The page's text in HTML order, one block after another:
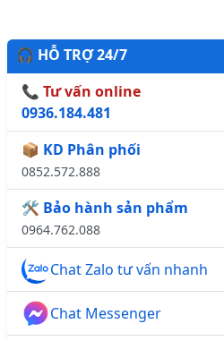
🎧 HỖ TRỢ 24/7
📞 Tư vấn online
0936.184.481
📦 KD Phân phối
0852.572.888
🛠️ Bảo hành sản phẩm
0964.762.088
Chat Zalo tư vấn nhanh
Chat Messenger